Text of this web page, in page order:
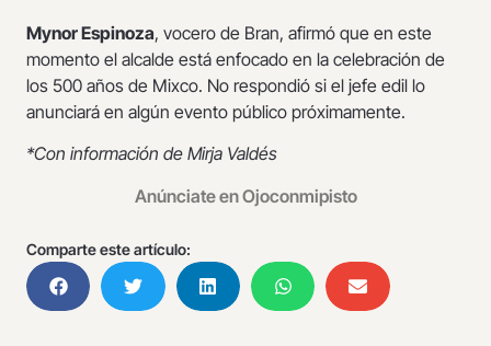
Mynor Espinoza, vocero de Bran, afirmó que en este
momento el alcalde está enfocado en la celebración de
los 500 años de Mixco. No respondió si el jefe edil lo
anunciará en algún evento público próximamente.
*Con información de Mirja Valdés
Anúnciate en Ojoconmipisto
Comparte este artículo: